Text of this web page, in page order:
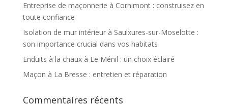
Entreprise de maçonnerie à Cornimont : construisez en
toute confiance
Isolation de mur intérieur à Saulxures-sur-Moselotte :
son importance crucial dans vos habitats
Enduits à la chaux à Le Ménil : un choix éclairé
Maçon à La Bresse : entretien et réparation
Commentaires récents